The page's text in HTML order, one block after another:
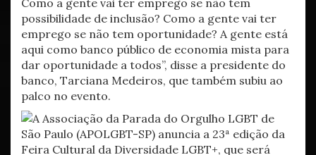
Como a gente vai ter emprego se não tem
possibilidade de inclusão? Como a gente vai ter
emprego se não tem oportunidade? A gente está
aqui como banco público de economia mista para
dar oportunidade a todos”, disse a presidente do
banco, Tarciana Medeiros, que também subiu ao
palco no evento.